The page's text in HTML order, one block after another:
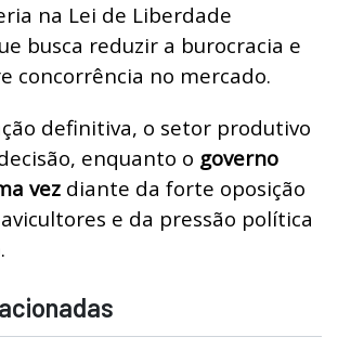
na Lei de Liberdade
busca reduzir a burocracia e
concorrência no mercado.
definitiva, o setor produtivo
enquanto o governo
vez diante da forte oposição
e da pressão política